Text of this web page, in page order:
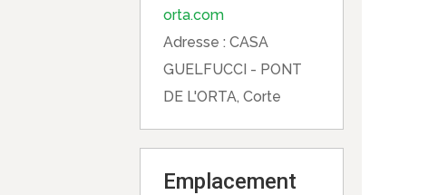
orta.com
Adresse :CASA
GUELFUCCI - PONT
DE L'ORTA, Corte
Emplacement